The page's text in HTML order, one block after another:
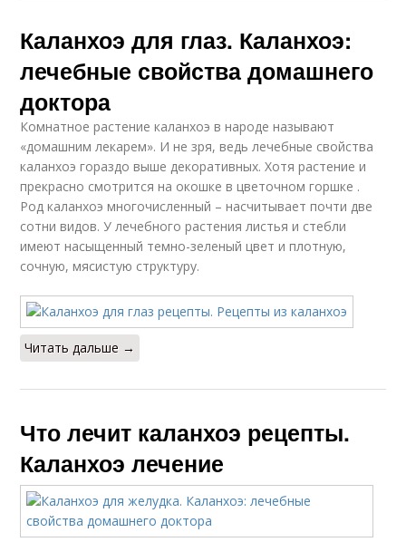
Каланхоэ для глаз. Каланхоэ:
лечебные свойства домашнего
доктора
Комнатное растение каланхоэ в народе называют
«домашним лекарем». И не зря, ведь лечебные свойства
каланхоэ гораздо выше декоративных. Хотя растение и
прекрасно смотрится на окошке в цветочном горшке .
Род каланхоэ многочисленный – насчитывает почти две
сотни видов. У лечебного растения листья и стебли
имеют насыщенный темно-зеленый цвет и плотную,
сочную, мясистую структуру.
Читать дальше →
Что лечит каланхоэ рецепты.
Каланхоэ лечение